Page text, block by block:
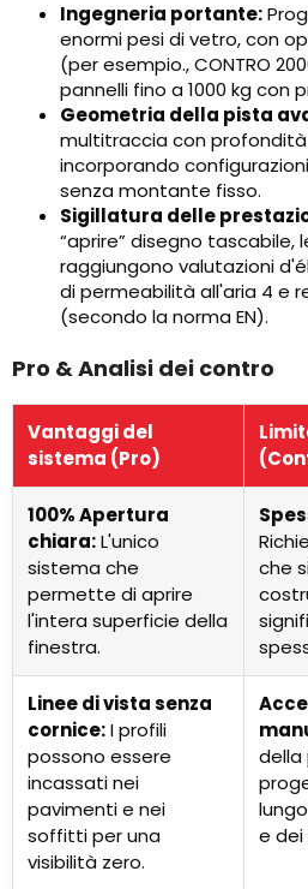
Ingegneria portante:
enormi pesi di vetro, con
(per esempio., CONTRO
pannelli fino a 1000 kg con
Geometria della pista
multitraccia con
incorporando
senza montante fisso.
Sigillatura delle
“aprire” disegno tascabile,
raggiungono valutazioni
di permeabilità all'aria 4 e
(secondo la norma EN).
Pro & Analisi dei contro
Vantaggi del
sistema (Pro)
100% Apertura
chiara:L'unico
sistema che
permette di aprire
l'intera superficie della
finestra.
che
Linee di vista senza
cornice:I profili
possono essere
incassati nei
pavimenti e nei
soffitti per una
visibilità zero.
della
e dei